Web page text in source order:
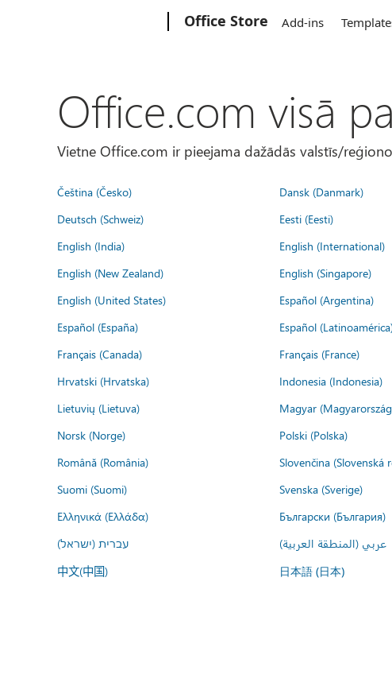
Office Store Add-ins
Office.com visā
Vietne Office.com ir pieejama dažādās valstīs/
Čeština (Česko) Dansk (Danmark)
Deutsch (Schweiz)
Eesti (Eesti)
English (India)
English (International)
English (New Zealand)
English (Singapore)
English (United States)
Español (Argentina)
Español (España)
Español
Français (Canada)
Français (France)
Hrvatski (Hrvatska)
Indonesia (Indonesia)
Lietuvių (Lietuva)
Magyar
Norsk (Norge)
Polski (Polska)
Română (România)
Slovenčina (Slovenská
Suomi (Suomi)
Svenska (Sverige)
Ελληνικά (Ελλάδα)
Български (България)
עברית (ישראל)
عربي (المنطقة العربية)
中文(中国) 日本語 (日本)